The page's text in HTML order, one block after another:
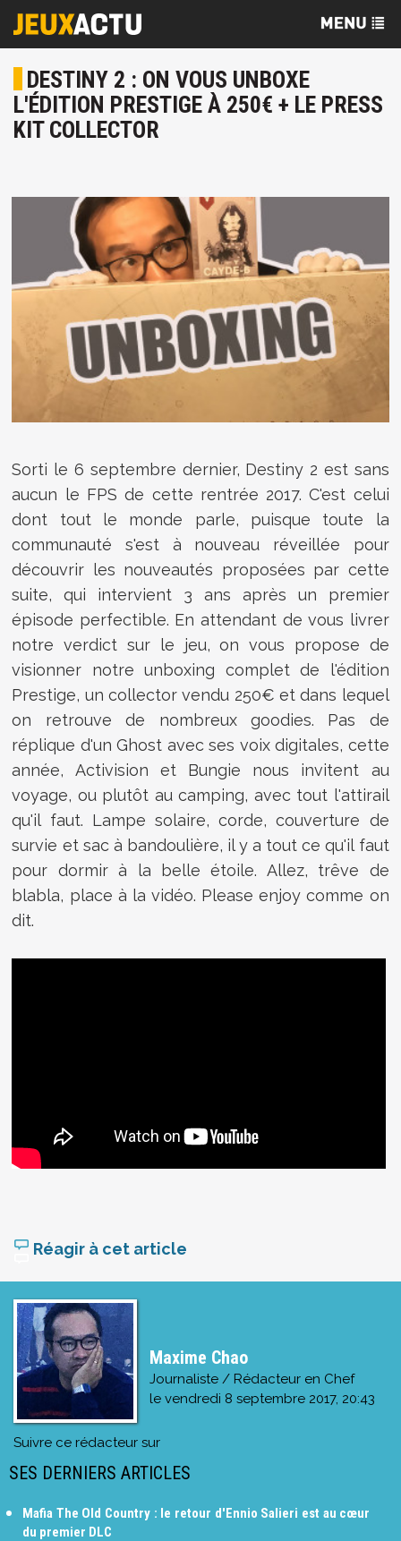
DESTINY 2 : ON VOUS UNBOXE
L'ÉDITION PRESTIGE À 250€ + LE PRESS
KIT COLLECTOR
Sorti le 6 septembre dernier, Destiny 2 est sans
aucun le FPS de cette rentrée 2017. C'est celui
dont tout le monde parle, puisque toute la
communauté s'est à nouveau réveillée pour
découvrir les nouveautés proposées par cette
suite, qui intervient 3 ans après un premier
épisode perfectible. En attendant de vous livrer
notre verdict sur le jeu, on vous propose de
visionner notre unboxing complet de l'édition
Prestige, un collector vendu 250€ et dans lequel
on retrouve de nombreux goodies. Pas de
réplique d'un Ghost avec ses voix digitales, cette
année, Activision et Bungie nous invitent au
voyage, ou plutôt au camping, avec tout l'attirail
qu'il faut. Lampe solaire, corde, couverture de
survie et sac à bandoulière, il y a tout ce qu'il faut
pour dormir à la belle étoile. Allez, trêve de
blabla, place à la vidéo. Please enjoy comme on
dit.
Réagir à cet article
Maxime Chao
Journaliste / Rédacteur en Chef
le vendredi 8 septembre 2017, 20:43
Suivre ce rédacteur sur
SES DERNIERS ARTICLES
Mafia The Old Country : le retour d'Ennio Salieri est au cœur
du premier DLC